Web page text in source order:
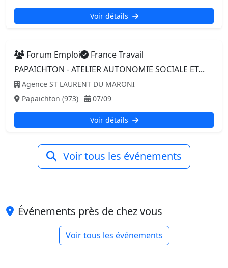
Voir détails
Forum Emploi
France Travail
PAPAICHTON - ATELIER AUTONOMIE SOCIALE ET...
Agence ST LAURENT DU MARONI
Papaichton (973)
07/09
Voir détails
Voir tous les événements
Événements près de chez vous
Voir tous les événements